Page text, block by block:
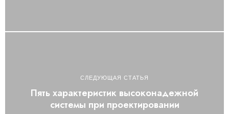
СЛЕДУЮЩАЯ СТАТЬЯ
Пять характеристик высоконадежной
системы при проектировании